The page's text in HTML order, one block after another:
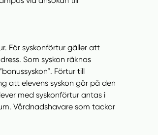
För syskonförtur gäller att
Som syskon räknas
Förtur till
att elevens syskon går på den
med syskonförtur antas i
Vårdnadshavare som tackar